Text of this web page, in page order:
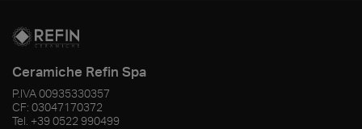
Ceramiche Refin Spa
P.IVA00935330357
CF: 03047170372
Tel. +39 0522 990499